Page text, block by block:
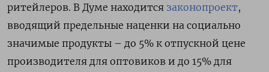
ритейлеров. В Думе находится законопроект,
вводящий предельные наценки на социально
значимые продукты – до 5% к отпускной цене
производителя для оптовиков и до 15% для